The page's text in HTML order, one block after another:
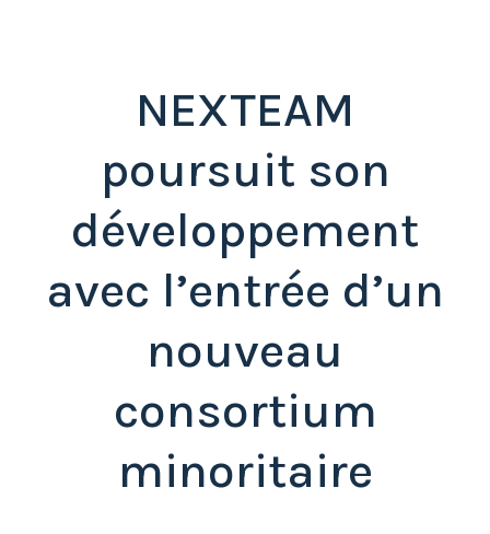
NEXTEAM
poursuit son
développement
avec l’entrée d’un
nouveau
consortium
minoritaire